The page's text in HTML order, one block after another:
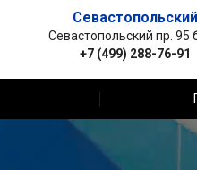
Севастопольский
Севастопольский пр. 95
+7 (499) 288-76-91